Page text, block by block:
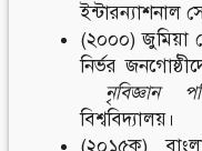
ইন্টারন্যাশনাল
(২০০০) জুমিয়া
নির্ভর
নৃবিজ্ঞান
বিশ্ববিদ্যালয়।
(২০১৫ক)